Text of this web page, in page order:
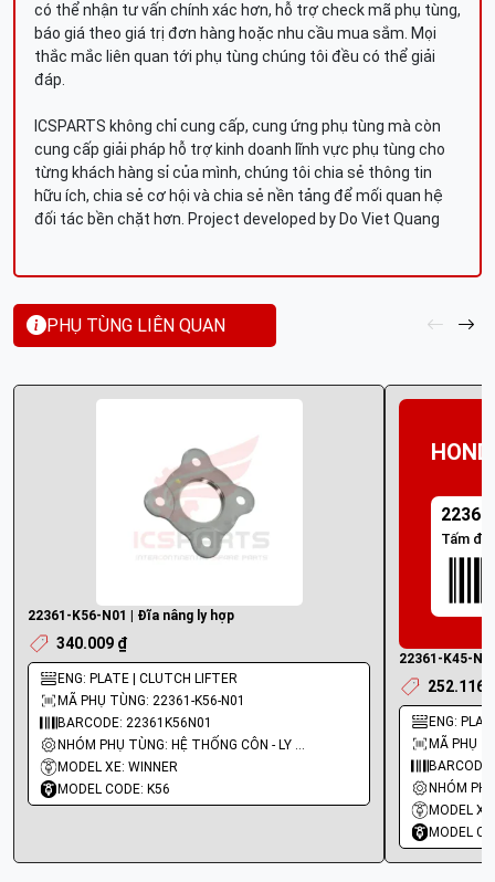
có thể nhận tư vấn chính xác hơn, hỗ trợ check mã phụ tùng,
báo giá theo giá trị đơn hàng hoặc nhu cầu mua sắm. Mọi
thắc mắc liên quan tới phụ tùng chúng tôi đều có thể giải
đáp.
ICSPARTS không chỉ cung cấp, cung ứng phụ tùng mà còn
cung cấp giải pháp hỗ trợ kinh doanh lĩnh vực phụ tùng cho
từng khách hàng sỉ của mình, chúng tôi chia sẻ thông tin
hữu ích, chia sẻ cơ hội và chia sẻ nền tảng để mối quan hệ
đối tác bền chặt hơn. Project developed by Do Viet Quang
PHỤ TÙNG LIÊN QUAN
22361-K56-N01 | Đĩa nâng ly hợp
340.009 ₫
ENG: PLATE | CLUTCH LIFTER
MÃ PHỤ TÙNG: 22361-K56-N01
BARCODE: 22361K56N01
NHÓM PHỤ TÙNG: HỆ THỐNG CÔN - LY HỢP - TRỤC SỐ - BÁNH RĂNG
MODEL XE: WINNER
MODEL CODE: K56
Tấm
22361-K45-
252.116
ENG:
MÃ PHỤ
MODEL
MODEL